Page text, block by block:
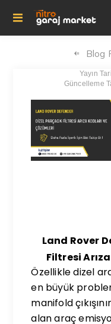
Blog
Yayın
Güncelleme
Land Rover
Filtresi
Özellikle dizel
en büyük
manifold
alan araç